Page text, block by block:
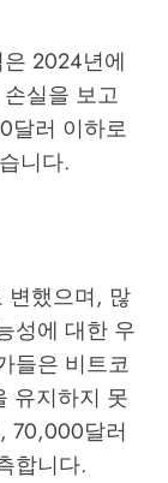
2024년에
실을 보고
달러 이하로
니다.
변했으며, 많
성에 대한 우
들은 비트코
유지하지 못
70,000달러
합니다.